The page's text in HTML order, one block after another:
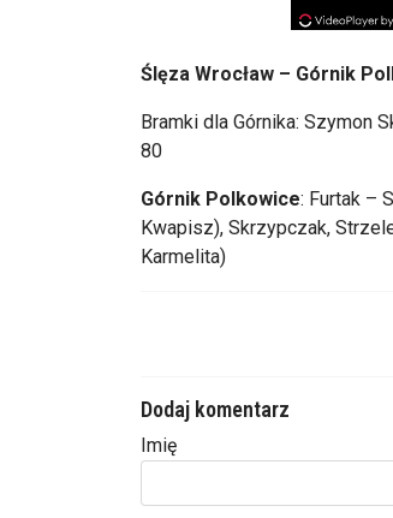
Ślęza Wrocław – Górnik
Bramki dla Górnika: Szymon
80
Górnik Polkowice: Furtak –
Kwapisz), Skrzypczak,
Karmelita)
Dodaj komentarz
Imię